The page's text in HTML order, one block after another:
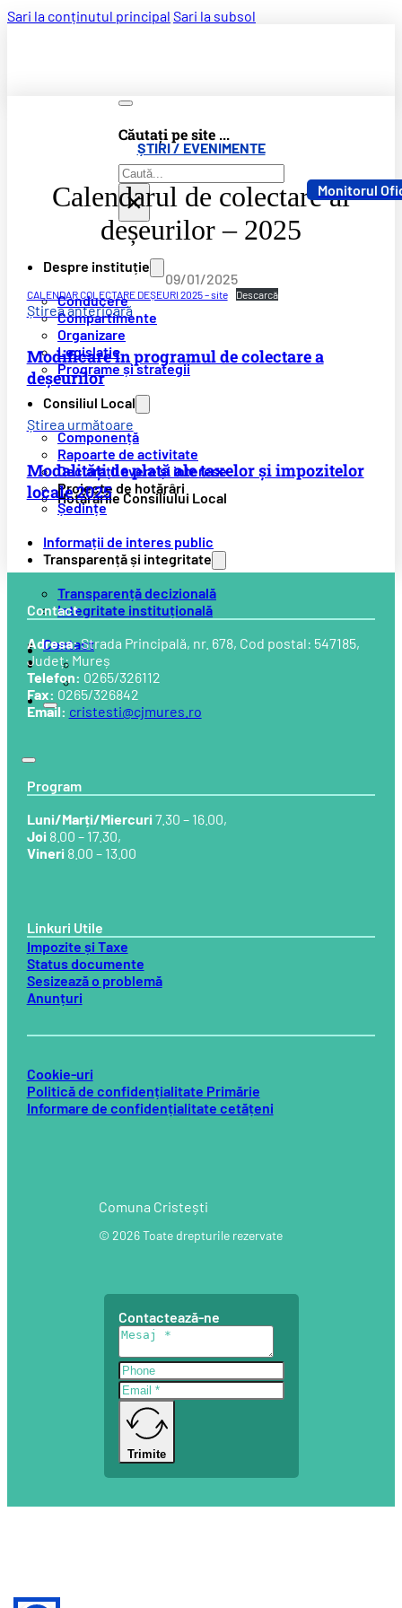
Sari la conținutul principal Sari la subsol
Căutați pe site ...
Caută
×
Despre instituție
Conducere
Compartimente
Organizare
Legislație
Programe și strategii
Consiliul Local
Componență
Rapoarte de activitate
Declarații avere și interese
Proiecte de hotărâri
Hotărârile Consiliului Local
Ședințe
Informații de interes public
Transparență și integritate
Transparență decizională
Integritate instituțională
Contact
Monitorul
ȘTIRI / EVENIMENTE
Calendarul de colectare al
deșeurilor – 2025
09/01/2025
CALENDAR COLECTARE DEȘEURI 2025 – site Descarcă
Știrea anterioară
Modificare în programul de colectare a
deșeurilor
Știrea următoare
Modalități de plată ale taxelor și impozitelor
locale 2025
Contact
Adresa:Strada Principală, nr. 678, Cod postal: 547185,
Județ: Mureș
Telefon: 0265/326112
Fax: 0265/326842
Email: cristesti@cjmures.ro
Program
Luni/Marți/Miercuri7.30 – 16.00,
Joi8.00 – 17.30,
Vineri8.00 – 13.00
Linkuri Utile
Impozite și Taxe
Status documente
Sesizează o problemă
Anunțuri
Comuna Cristești
© 2026 Toate drepturile rezervate
Cookie-uri
Politică de confidențialitate Primărie
Informare de confidențialitate cetățeni
Contactează-ne
Trimite